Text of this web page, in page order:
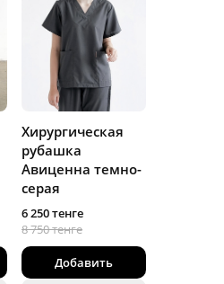
Хирургическая
рубашка
Авиценна темно-
серая
6 250 тенге
8 750 тенге
Добавить